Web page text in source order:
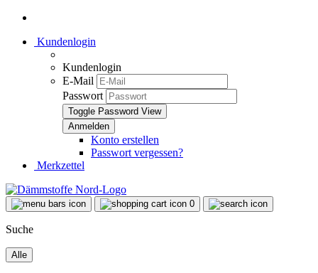
Kundenlogin
Kundenlogin
E-Mail
Passwort
Toggle Password View
Konto erstellen
Passwort vergessen?
Merkzettel
0
Suche
Alle